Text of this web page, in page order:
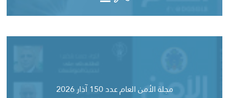
مجلة الأمن العام عدد 150 آذار 2026